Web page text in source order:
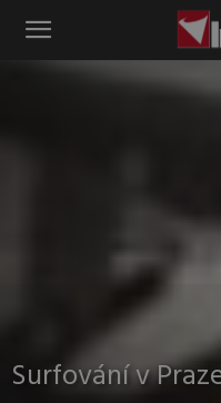
Instinkt
Surfování v